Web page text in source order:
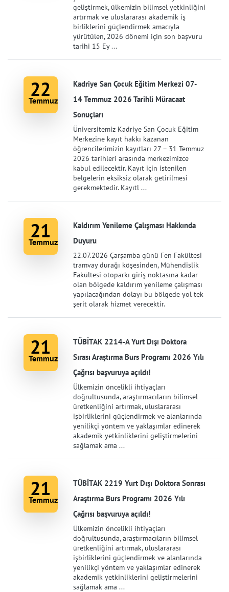
geliştirmek, ülkemizin bilimsel yetkinliğini
artırmak ve uluslararası akademik iş
birliklerini güçlendirmek amacıyla
yürütülen, 2026 dönemi için son başvuru
tarihi 15 Ey ...
22
Temmuz
Kadriye San Çocuk Eğitim Merkezi 07-
14 Temmuz 2026 Tarihli Müracaat
Sonuçları
Üniversitemiz Kadriye San Çocuk Eğitim
Merkezine kayıt hakkı kazanan
öğrencilerimizin kayıtları 27 – 31 Temmuz
2026 tarihleri arasında merkezimizce
kabul edilecektir. Kayıt için istenilen
belgelerin eksiksiz olarak getirilmesi
gerekmektedir. Kayıtl ...
21
Temmuz
Kaldırım Yenileme Çalışması Hakkında
Duyuru
22.07.2026 Çarşamba günü Fen Fakültesi
tramvay durağı köşesinden, Mühendislik
Fakültesi otoparkı giriş noktasına kadar
olan bölgede kaldırım yenileme çalışması
yapılacağından dolayı bu bölgede yol tek
şerit olarak hizmet verecektir.
21
Temmuz
TÜBİTAK 2214-A Yurt Dışı Doktora
Sırası Araştırma Burs Programı 2026 Yılı
Çağrısı başvuruya açıldı!
Ülkemizin öncelikli ihtiyaçları
doğrultusunda, araştırmacıların bilimsel
üretkenliğini artırmak, uluslararası
işbirliklerini güçlendirmek ve alanlarında
yenilikçi yöntem ve yaklaşımlar edinerek
akademik yetkinliklerini geliştirmelerini
sağlamak ama ...
21
Temmuz
TÜBİTAK 2219 Yurt Dışı Doktora Sonrası
Araştırma Burs Programı 2026 Yılı
Çağrısı başvuruya açıldı!
Ülkemizin öncelikli ihtiyaçları
doğrultusunda, araştırmacıların bilimsel
üretkenliğini artırmak, uluslararası
işbirliklerini güçlendirmek ve alanlarında
yenilikçi yöntem ve yaklaşımlar edinerek
akademik yetkinliklerini geliştirmelerini
sağlamak ama ...